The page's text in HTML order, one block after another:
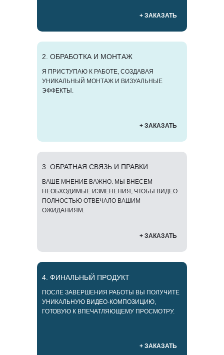
+ ЗАКАЗАТЬ
ПОСЛЕ ЗАВЕРШЕНИЯ РАБОТЫ ВЫ ПОЛУЧИТЕ
УНИКАЛЬНУЮ ВИДЕО-КОМПОЗИЦИЮ,
ГОТОВУЮ К ВПЕЧАТЛЯЮЩЕМУ ПРОСМОТРУ.
4. ФИНАЛЬНЫЙ ПРОДУКТ
+ ЗАКАЗАТЬ
ВАШЕ МНЕНИЕ ВАЖНО. МЫ ВНЕСЕМ
НЕОБХОДИМЫЕ ИЗМЕНЕНИЯ, ЧТОБЫ ВИДЕО
ПОЛНОСТЬЮ ОТВЕЧАЛО ВАШИМ
ОЖИДАНИЯМ.
3. ОБРАТНАЯ СВЯЗЬ И ПРАВКИ
+ ЗАКАЗАТЬ
Я ПРИСТУПАЮ К РАБОТЕ, СОЗДАВАЯ
УНИКАЛЬНЫЙ МОНТАЖ И ВИЗУАЛЬНЫЕ
ЭФФЕКТЫ.
2. ОБРАБОТКА И МОНТАЖ
+ ЗАКАЗАТЬ